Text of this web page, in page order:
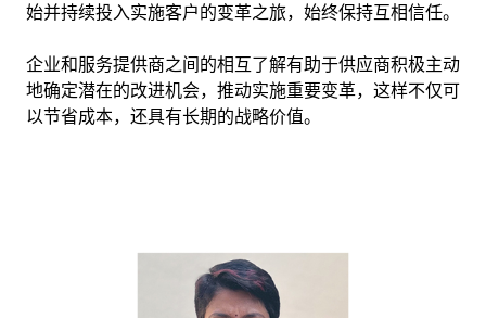
始并持续投入实施客户的变革之旅，始终保持互相信任。
企业和服务提供商之间的相互了解有助于供应商积极主动
地确定潜在的改进机会，推动实施重要变革，这样不仅可
以节省成本，还具有长期的战略价值。